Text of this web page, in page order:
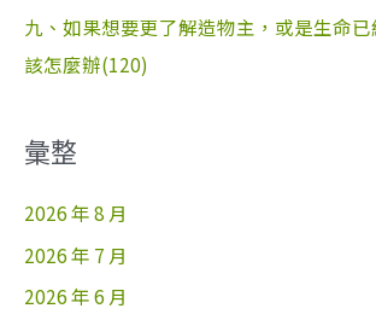
九、如果想要更了解造物主，或是生命
該怎麼辦(120)
彙整
2026 年 8 月
2026 年 7 月
2026 年 6 月